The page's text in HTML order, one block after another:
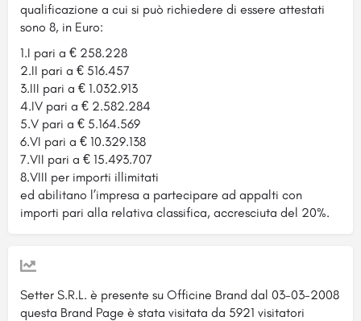
qualificazione a cui si può richiedere di essere attestati
sono 8, in Euro:
1.I pari a € 258.228
2.II pari a € 516.457
3.III pari a € 1.032.913
4.IV pari a € 2.582.284
5.V pari a € 5.164.569
6.VI pari a € 10.329.138
7.VII pari a € 15.493.707
8.VIII per importi illimitati
ed abilitano l’impresa a partecipare ad appalti con
importi pari alla relativa classifica, accresciuta del 20%.
Setter S.R.L. è presente su Officine Brand dal 03-03-2008
questa Brand Page è stata visitata da 5921 visitatori